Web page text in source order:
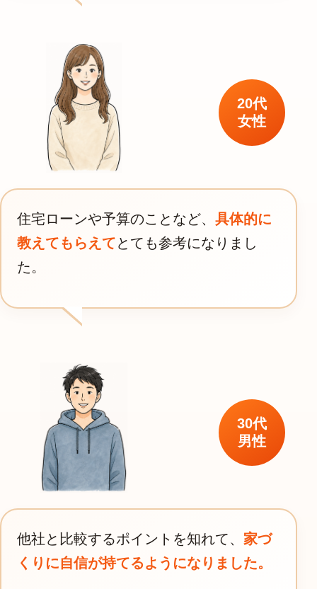
20代
女性
住宅ローンや予算のことなど、 具体的に
教えてもらえてとても参考になりまし
た。
30代
男性
他社と比較するポイントを知れて、 家づ
くりに自信が持てるようになりました。